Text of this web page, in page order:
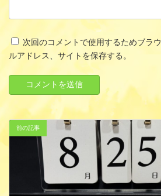
次回のコメントで使用するためブラ
ルアドレス、サイトを保存する。
前の記事